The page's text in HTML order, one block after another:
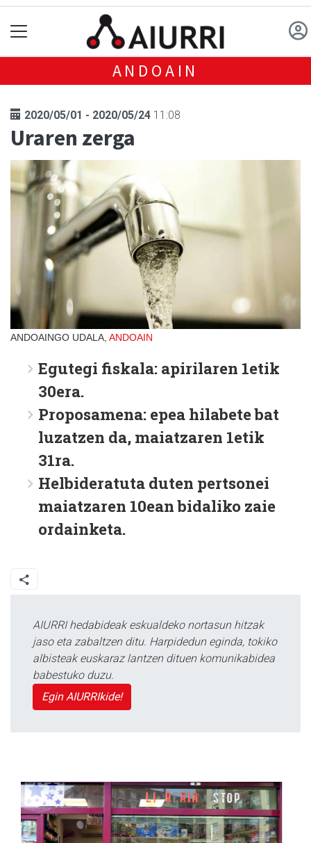
ANDOAIN
2020/05/01 - 2020/05/24 11:08
Uraren zerga
ANDOAINGO UDALA, ANDOAIN
Egutegi fiskala: apirilaren 1etik
30era.
Proposamena: epea hilabete bat
luzatzen da, maiatzaren 1etik
31ra.
Helbideratuta duten pertsonei
maiatzaren 10ean bidaliko zaie
ordainketa.
AIURRI hedabideak eskualdeko nortasun hitzak
jaso eta zabaltzen ditu. Harpidedun eginda, tokiko
albisteak euskaraz lantzen dituen komunikabidea
babestuko duzu.
Egin AIURRIkide!